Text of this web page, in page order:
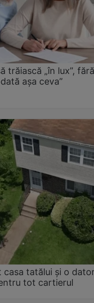
trăiască „în lux”, fără
așa ceva”
tatălui și o
tot cartierul